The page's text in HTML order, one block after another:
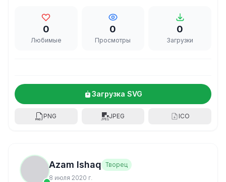
0
Любимые
0
Просмотры
0
Загрузки
Загрузка SVG
PNG JPEG ICO
Azam Ishaq Творец
8 июля 2020 г.